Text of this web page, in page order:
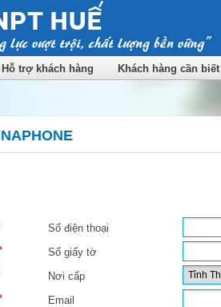
Hỗ trợ khách hàng Khách hàng cần biết
Số điện thoại
Số giấy tờ
Nơi cấp
Email